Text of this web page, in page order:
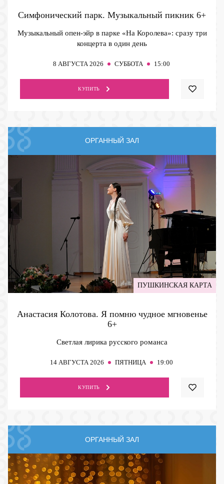
Симфонический парк. Музыкальный пикник 6+
Музыкальный опен-эйр в парке «На Королева»: сразу три
концерта в один день
8 АВГУСТА 2026 СУББОТА 15:00
КУПИТЬ
ОРГАННЫЙ ЗАЛ
ПУШКИНСКАЯ КАРТА
Анастасия Колотова. Я помню чудное мгновенье
6+
Светлая лирика русского романса
14 АВГУСТА 2026 ПЯТНИЦА 19:00
КУПИТЬ
ОРГАННЫЙ ЗАЛ